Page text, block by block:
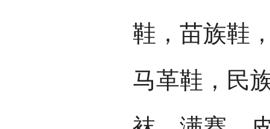
鞋，苗族鞋
马革鞋，民